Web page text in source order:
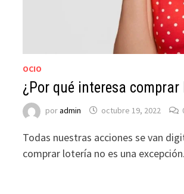
OCIO
¿Por qué interesa
poradmin octubre 19, 2022
Todas nuestras acciones se van
comprar lotería no es una